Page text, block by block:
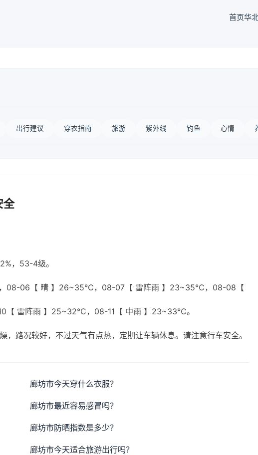
首页华
出行建议 穿衣指南 旅游 紫外线 钓鱼 心情
全
，53-4级。
08-06【 晴 】26~35℃，08-07【 雷阵雨 】23~35℃，08-08【
雷阵雨 】25~32℃，08-11【 中雨 】23~33℃。
，路况较好，不过天气有点热，定期让车辆休息。请注意行车安全。
廊坊市今天穿什么衣服？
廊坊市最近容易感冒吗？
廊坊市防晒指数是多少？
廊坊市今天适合旅游出行吗？